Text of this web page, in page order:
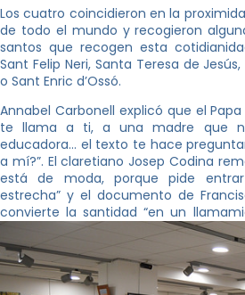
Los cuatro coincidieron en la
de todo el mundo y recogieron
santos que recogen esta
Sant Felip Neri, Santa Teresa de
o Sant Enric d’Ossó.
Annabel Carbonell explicó que el
te llama a ti, a una madre que
educadora… el texto te hace
a mí?”. El claretiano Josep Codina
está de moda, porque pide
estrecha” y el documento de
convierte la santidad “en un